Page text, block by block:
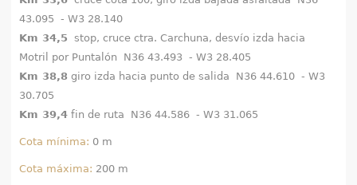
43.095 - W3 28.140
Km 34,5 stop, cruce ctra. Carchuna, desvío izda hacia
Motril por Puntalón N36 43.493 - W3 28.405
Km 38,8 giro izda hacia punto de salida N36 44.610 - W3
30.705
Km 39,4 fin de ruta N36 44.586 - W3 31.065
Cota mínima: 0 m
Cota máxima: 200 m